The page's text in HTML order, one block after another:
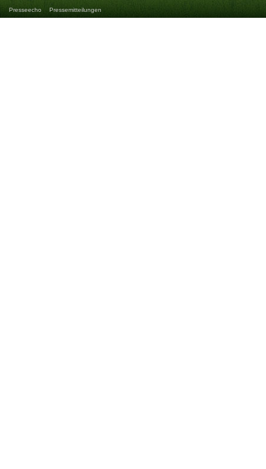
Presseecho Pressemitteilungen